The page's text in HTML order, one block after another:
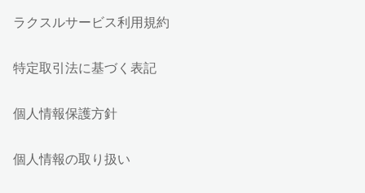
ラクスルサービス利用規約
特定取引法に基づく表記
個人情報保護方針
個人情報の取り扱い